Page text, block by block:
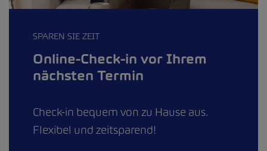
SPAREN SIE ZEIT
Online-Check-in vor Ihrem
nächsten Termin
Check-in bequem von zu Hause aus.
Flexibel und zeitsparend!